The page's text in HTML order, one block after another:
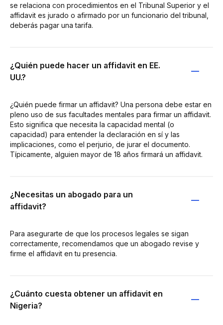
se relaciona con procedimientos en el Tribunal Superior y el
affidavit es jurado o afirmado por un funcionario del tribunal,
deberás pagar una tarifa.
¿Quién puede hacer un affidavit en EE.
UU.?
¿Quién puede firmar un affidavit? Una persona debe estar en
pleno uso de sus facultades mentales para firmar un affidavit.
Esto significa que necesita la capacidad mental (o
capacidad) para entender la declaración en sí y las
implicaciones, como el perjurio, de jurar el documento.
Típicamente, alguien mayor de 18 años firmará un affidavit.
¿Necesitas un abogado para un
affidavit?
Para asegurarte de que los procesos legales se sigan
correctamente, recomendamos que un abogado revise y
firme el affidavit en tu presencia.
¿Cuánto cuesta obtener un affidavit en
Nigeria?